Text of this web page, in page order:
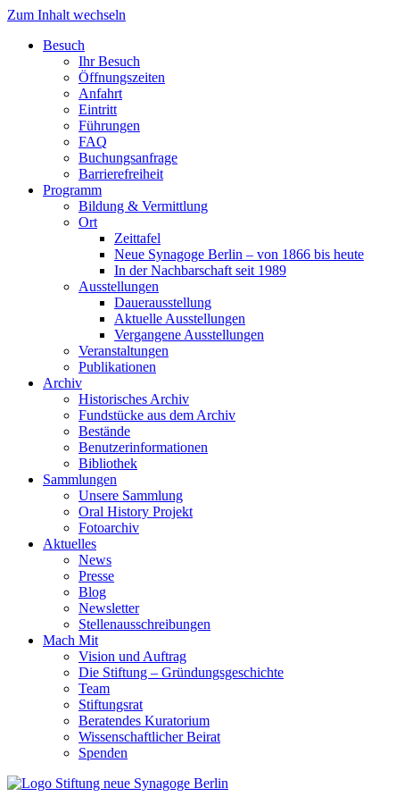
Zum Inhalt wechseln
Besuch
Ihr Besuch
Öffnungszeiten
Anfahrt
Eintritt
Führungen
FAQ
Buchungsanfrage
Barrierefreiheit
Programm
Bildung & Vermittlung
Ort
Zeittafel
Neue Synagoge Berlin – von 1866 bis heute
In der Nachbarschaft seit 1989
Ausstellungen
Dauerausstellung
Aktuelle Ausstellungen
Vergangene Ausstellungen
Veranstaltungen
Publikationen
Archiv
Historisches Archiv
Fundstücke aus dem Archiv
Bestände
Benutzerinformationen
Bibliothek
Sammlungen
Unsere Sammlung
Oral History Projekt
Fotoarchiv
Aktuelles
News
Presse
Blog
Newsletter
Stellenausschreibungen
Mach Mit
Vision und Auftrag
Die Stiftung – Gründungsgeschichte
Team
Stiftungsrat
Beratendes Kuratorium
Wissenschaftlicher Beirat
Spenden